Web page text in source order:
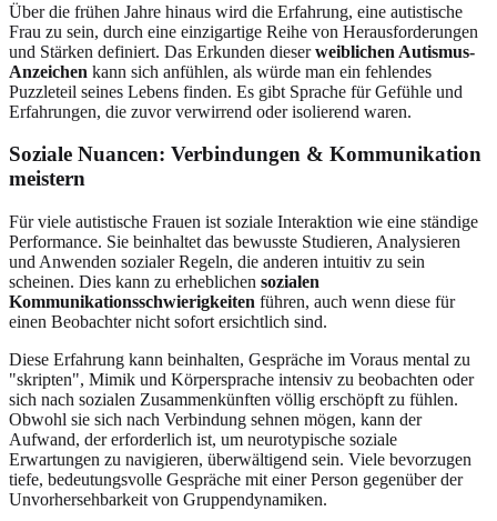
Über die frühen Jahre hinaus wird die Erfahrung, eine autistische
Frau zu sein, durch eine einzigartige Reihe von Herausforderungen
und Stärken definiert. Das Erkunden dieserweiblichen Autismus-
Anzeichen kann sich anfühlen, als würde man ein fehlendes
Puzzleteil seines Lebens finden. Es gibt Sprache für Gefühle und
Erfahrungen, die zuvor verwirrend oder isolierend waren.
Soziale Nuancen: Verbindungen & Kommunikation
meistern
Für viele autistische Frauen ist soziale Interaktion wie eine ständige
Performance. Sie beinhaltet das bewusste Studieren, Analysieren
und Anwenden sozialer Regeln, die anderen intuitiv zu sein
scheinen. Dies kann zu erheblichen sozialen
Kommunikationsschwierigkeiten führen, auch wenn diese für
einen Beobachter nicht sofort ersichtlich sind.
Diese Erfahrung kann beinhalten, Gespräche im Voraus mental zu
"skripten", Mimik und Körpersprache intensiv zu beobachten oder
sich nach sozialen Zusammenkünften völlig erschöpft zu fühlen.
Obwohl sie sich nach Verbindung sehnen mögen, kann der
Aufwand, der erforderlich ist, um neurotypische soziale
Erwartungen zu navigieren, überwältigend sein. Viele bevorzugen
tiefe, bedeutungsvolle Gespräche mit einer Person gegenüber der
Unvorhersehbarkeit von Gruppendynamiken.